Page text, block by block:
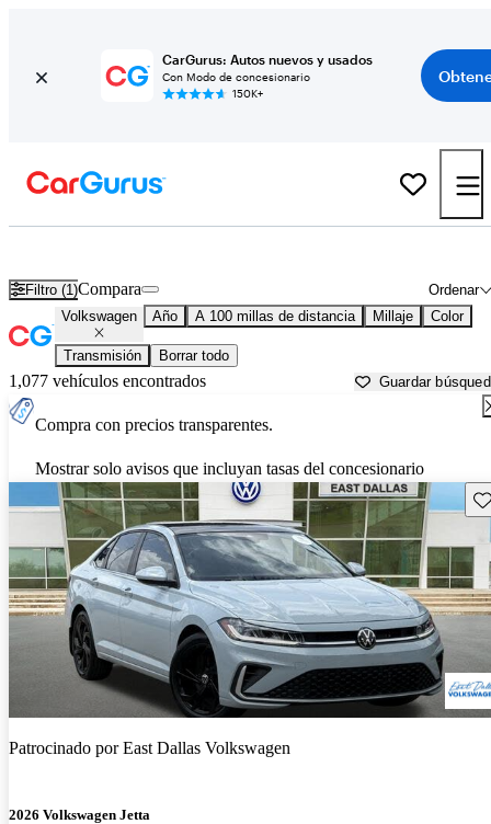
CarGurus: Autos nuevos y usados
Con Modo de concesionario
150K+
Filtro (1) Ordenar
Compara
Volkswagen Año A 100 millas de distancia Millaje Color
Transmisión Borrar todo
1,077 vehículos encontrados Guardar
Compra con precios transparentes.
Mostrar solo avisos que incluyan tasas del concesionario
Patrocinado porEast Dallas Volkswagen
2026 Volkswagen Jetta